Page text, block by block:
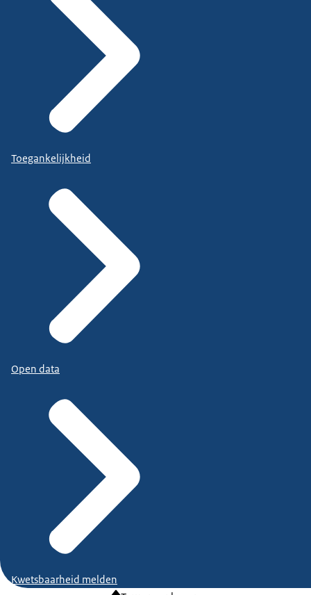
Toegankelijkheid
Open data
Kwetsbaarheid melden